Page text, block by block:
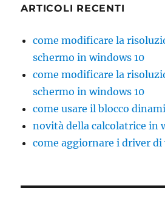
ARTICOLI RECENTI
come modificare la
schermo in windows 10
come modificare la
schermo in windows 10
come usare il blocco
novità della calcolatrice in
come aggiornare i driver di